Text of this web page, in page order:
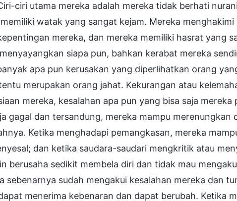
ciri utama mereka adalah mereka tidak berhati
watak yang sangat kejam. Mereka
mereka, dan mereka memiliki hasrat yang
siapa pun, bahkan kerabat mereka
apa pun kerusakan yang diperlihatkan orang
merupakan orang jahat. Kekurangan atau
mereka, kesalahan apa pun yang bisa saja
gagal dan tersandung, mereka mampu merenungkan
Ketika menghadapi pemangkasan, mereka
dan ketika saudara-saudari mengkritik atau
berusaha sedikit membela diri dan tidak mau
sebenarnya sudah mengakui kesalahan mereka dan
menerima kebenaran dan dapat berubah. Ketika